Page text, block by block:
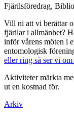
Fjärilsföredrag,
Vill ni att vi berättar
fjärilar i allmänhet?
inför vårens möten i
entomologisk
eller ring så ser vi
Aktiviteter märkta
ut en kostnad för.
Arkiv